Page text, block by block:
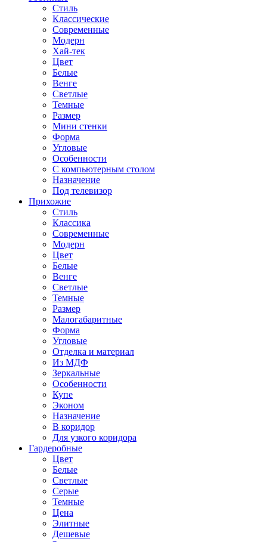
Стиль
Классические
Современные
Модерн
Хай-тек
Цвет
Белые
Венге
Светлые
Темные
Размер
Мини стенки
Форма
Угловые
Особенности
С компьютерным столом
Назначение
Под телевизор
Прихожие
Стиль
Классика
Современные
Модерн
Цвет
Белые
Венге
Светлые
Темные
Размер
Малогабаритные
Форма
Угловые
Отделка и материал
Из МДФ
Зеркальные
Особенности
Купе
Эконом
Назначение
В коридор
Для узкого коридора
Гардеробные
Цвет
Белые
Светлые
Серые
Темные
Цена
Элитные
Дешевые